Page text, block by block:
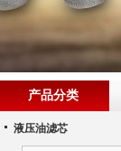
产品分类
液压油滤芯